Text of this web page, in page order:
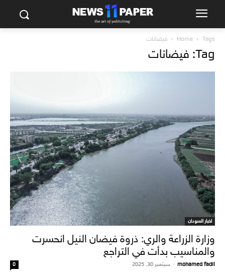
Home Tags فيضانات
Tag: فيضانات
اخبار السودان
وزارة الزراعة والري: ذروة فيضان النيل انحسرت
والمناسيب بدأت في التراجع
mohamed fadil
- سبتمبر 30, 2025 0